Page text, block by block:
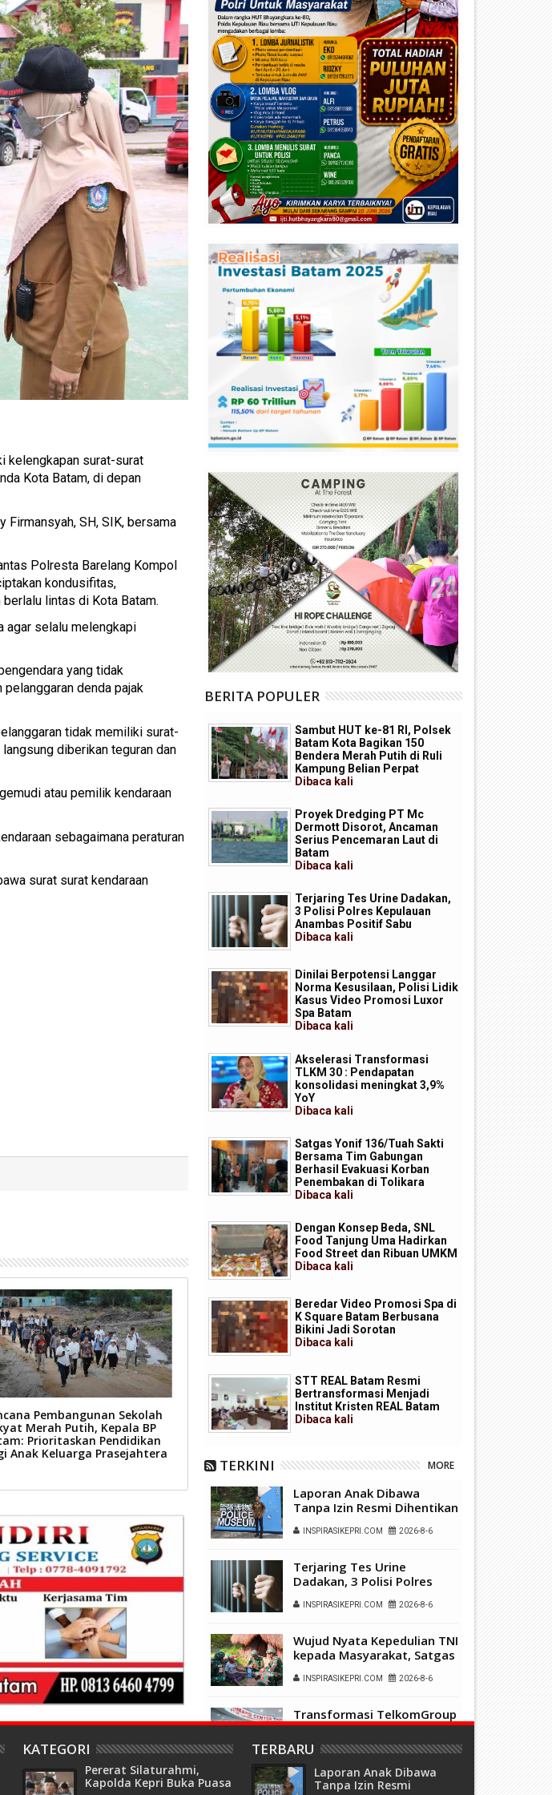
kelengkapan surat-surat
Kota Batam, di depan
SH, SIK, bersama
Polresta Barelang Kompol
kondusifitas,
lintas di Kota Batam.
agar selalu melengkapi
yang tidak
denda pajak
tidak memiliki surat-
diberikan teguran dan
atau pemilik kendaraan
sebagaimana peraturan
surat surat kendaraan
Pembangunan Sekolah
Merah Putih, Kepala BP
Prioritaskan Pendidikan
Anak Keluarga Prasejahtera
BP Batam Perkuat Transformasi
Digital melalui Pengembangan
Batam Masuk Daftar Daerah
BERITA POPULER
Sambut HUT ke-81 RI, Polsek
Batam Kota Bagikan 150
Bendera Merah Putih di Ruli
Kampung Belian Perpat
Dibaca kali
Proyek Dredging PT Mc
Dermott Disorot, Ancaman
Serius Pencemaran Laut di
Batam
Dibaca kali
Terjaring Tes Urine Dadakan,
3 Polisi Polres Kepulauan
Anambas Positif Sabu
Dibaca kali
Dinilai Berpotensi Langgar
Norma Kesusilaan, Polisi Lidik
Kasus Video Promosi Luxor
Spa Batam
Dibaca kali
Akselerasi Transformasi
TLKM 30 : Pendapatan
konsolidasi meningkat 3,9%
YoY
Dibaca kali
Satgas Yonif 136/Tuah Sakti
Bersama Tim Gabungan
Berhasil Evakuasi Korban
Penembakan di Tolikara
Dibaca kali
Dengan Konsep Beda, SNL
Food Tanjung Uma Hadirkan
Food Street dan Ribuan UMKM
Dibaca kali
Beredar Video Promosi Spa di
K Square Batam Berbusana
Bikini Jadi Sorotan
Dibaca kali
STT REAL Batam Resmi
Bertransformasi Menjadi
Institut Kristen REAL Batam
Dibaca kali
TERKINI MORE
Laporan Anak Dibawa
Tanpa Izin Resmi Dihentikan
Sengketa Hak Asuh
INSPIRASIKEPRI.COM 2026-8-6
Terjaring Tes Urine
Dadakan, 3 Polisi Polres
SabuINSPIRASIKEPRI.COM 2026-8-6
Wujud Nyata Kepedulian TNI
kepada Masyarakat, Satgas
Pengobatan Keliling di
INSPIRASIKEPRI.COM 2026-8-6
Transformasi TelkomGroup
Mulai Tunjukkan Hasil,
InfraNexia Catat Kinerja
Positif Perkuat
Infrastruktur Digital
Nasional
INSPIRASIKEPRI.COM 2026-8-5
Sambut HUT ke-81 RI,
KATEGORI
Pererat Silaturahmi,
Kapolda Kepri Buka Puasa
TERBARU
Laporan Anak Dibawa
Tanpa Izin Resmi